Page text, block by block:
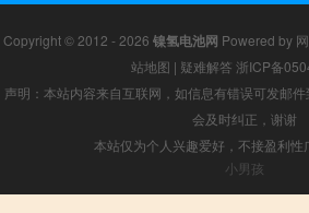
Copyright © 2012 - 2026 镍氢电池网 Powered by
站地图 | 疑难解答 浙ICP备
声明：本站内容来自互联网，如信息有错误可发邮
会及时纠正，谢谢
本站仅为个人兴趣爱好，不接盈利性
小男孩